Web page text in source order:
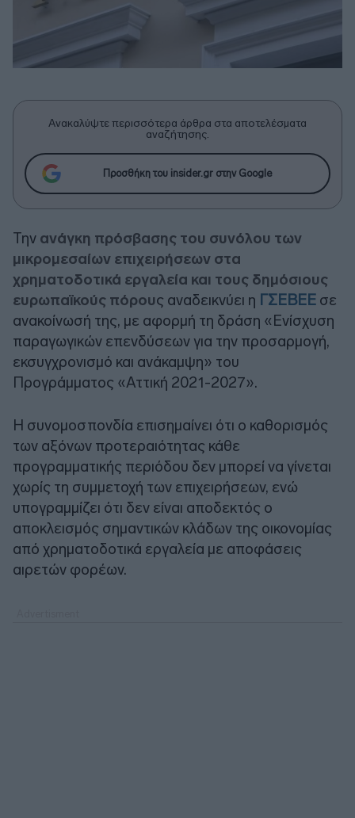
Ανακαλύψτε περισσότερα άρθρα στα αποτελέσματα
αναζήτησης.
Προσθήκη του insider.gr στην Google
Την ανάγκη πρόσβασης του συνόλου των
μικρομεσαίων επιχειρήσεων στα
χρηματοδοτικά εργαλεία και τους δημόσιους
ευρωπαϊκούς πόρους αναδεικνύει η ΓΣΕΒΕΕ σε
ανακοίνωσή της, με αφορμή τη δράση «Ενίσχυση
παραγωγικών επενδύσεων για την προσαρμογή,
εκσυγχρονισμό και ανάκαμψη» του
Προγράμματος «Αττική 2021-2027».
Η συνομοσπονδία επισημαίνει ότι ο καθορισμός
των αξόνων προτεραιότητας κάθε
προγραμματικής περιόδου δεν μπορεί να γίνεται
χωρίς τη συμμετοχή των επιχειρήσεων, ενώ
υπογραμμίζει ότι δεν είναι αποδεκτός ο
αποκλεισμός σημαντικών κλάδων της οικονομίας
από χρηματοδοτικά εργαλεία με αποφάσεις
αιρετών φορέων.